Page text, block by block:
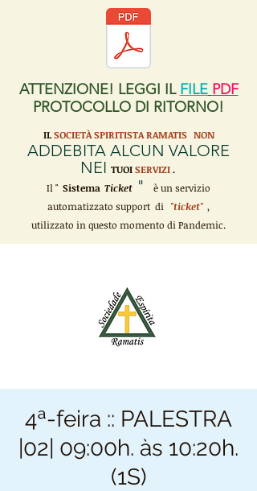
ATTENZIONE! LEGGI IL FILE PDF
PROTOCOLLO DI RITORNO!
IL SOCIETÀ SPIRITISTA RAMATIS NON
ADDEBITA ALCUN VALORE
NEI TUOI SERVIZI.
Il " Sistema Ticket "
è un servizio
automatizzato support di
"ticket" ,
utilizzato in questo momento di Pandemic.
4ª-feira :: PALESTRA
|02| 09:00h. às 10:20h.
(1S)